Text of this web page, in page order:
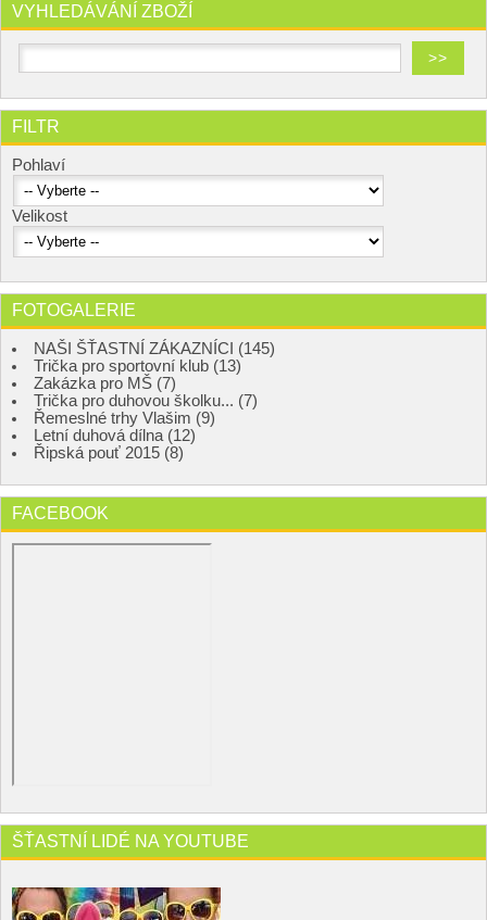
VYHLEDÁVÁNÍ ZBOŽÍ
FILTR
Pohlaví
Velikost
FOTOGALERIE
NAŠI ŠŤASTNÍ ZÁKAZNÍCI (145)
Trička pro sportovní klub (13)
Zakázka pro MŠ (7)
Trička pro duhovou školku... (7)
Řemeslné trhy Vlašim (9)
Letní duhová dílna (12)
Řipská pouť 2015 (8)
FACEBOOK
ŠŤASTNÍ LIDÉ NA YOUTUBE